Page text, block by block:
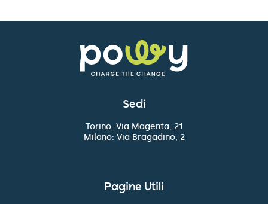
Sedi
Torino: Via Magenta, 21
Milano: Via Bragadino, 2
Pagine Utili